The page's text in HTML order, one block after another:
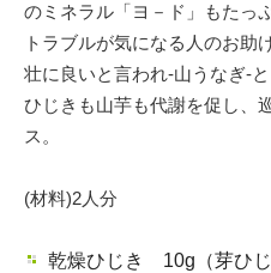
のミネラル「ヨ－ド」もたっ
トラブルが気になる人のお助
壮に良いと言われ-山うなぎ-
ひじきも山芋も代謝を促し、
ス。
(材料)2人分
乾燥ひじき 10g（芽ひ